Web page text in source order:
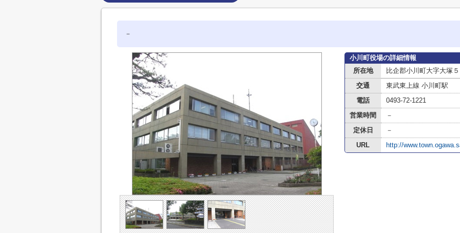
－
小川町役場の詳細情報
所在地
比企郡小川町大字大塚５
交通
東武東上線 小川町駅
電話
0493-72-1221
営業時間
－
定休日
－
URL
http://